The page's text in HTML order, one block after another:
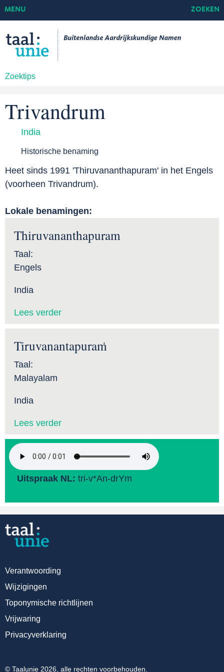
Zoektips
MENU ZOEKEN
Trivandrum
India
Historische benaming
Heet sinds 1991 'Thiruvananthapuram' in het Engels
(voorheen Trivandrum).
Lokale benamingen:
Thiruvananthapuram
Taal:
Engels
India
Lees verder
Tiruvanantapuraṁ
Taal:
Malayalam
India
Lees verder
Uitspraak NL: tri-v*An-drYm
Verantwoording
Wijzigingen
Toponymische richtlijnen
Vrijwaring
Privacyverklaring
© Taalunie 2026, alle rechten voorbehouden.